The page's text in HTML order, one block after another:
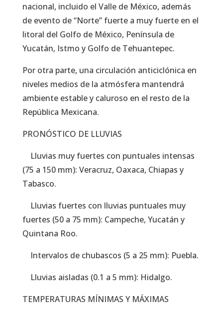
nacional, incluido el Valle de México, además
de evento de “Norte” fuerte a muy fuerte en el
litoral del Golfo de México, Península de
Yucatán, Istmo y Golfo de Tehuantepec.
Por otra parte, una circulación anticiclónica en
niveles medios de la atmósfera mantendrá
ambiente estable y caluroso en el resto de la
República Mexicana.
PRONÓSTICO DE LLUVIAS
Lluvias muy fuertes con puntuales intensas
(75 a 150 mm): Veracruz, Oaxaca, Chiapas y
Tabasco.
Lluvias fuertes con lluvias puntuales muy
fuertes (50 a 75 mm): Campeche, Yucatán y
Quintana Roo.
Intervalos de chubascos (5 a 25 mm): Puebla.
Lluvias aisladas (0.1 a 5 mm): Hidalgo.
TEMPERATURAS MÍNIMAS Y MÁXIMAS